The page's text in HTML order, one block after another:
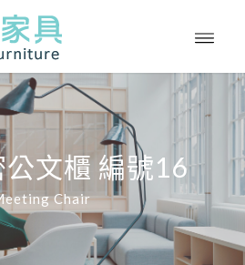
公文櫃 編號16
Chair